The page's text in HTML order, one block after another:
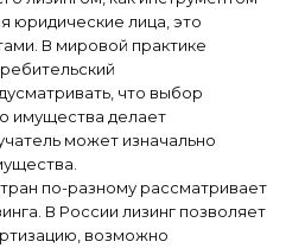
юридические лица, это
В мировой практике
что выбор
имущества делает
может изначально
по-разному рассматривает
В России лизинг позволяет
возможно